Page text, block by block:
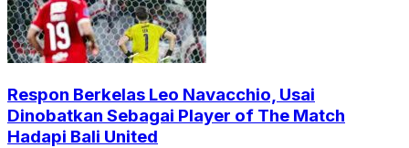
Respon Berkelas Leo Navacchio, Usai
Dinobatkan Sebagai Player of The Match
Hadapi Bali United